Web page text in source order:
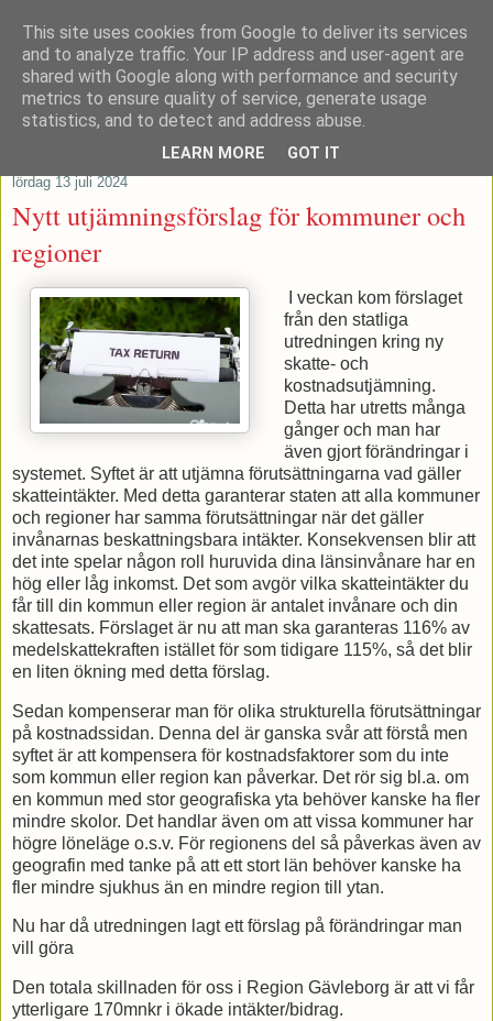
Patrik Stenvard
Tankar från ett moderat regionråd
lördag 13 juli 2024
Nytt utjämningsförslag för kommuner och
regioner
I veckan kom förslaget
från den statliga
utredningen kring ny
skatte- och
kostnadsutjämning.
Detta har utretts många
gånger och man har
även gjort förändringar i
systemet. Syftet är att utjämna förutsättningarna vad gäller
skatteintäkter. Med detta garanterar staten att alla kommuner
och regioner har samma förutsättningar när det gäller
invånarnas beskattningsbara intäkter. Konsekvensen blir att
det inte spelar någon roll huruvida dina länsinvånare har en
hög eller låg inkomst. Det som avgör vilka skatteintäkter du
får till din kommun eller region är antalet invånare och din
skattesats. Förslaget är nu att man ska garanteras 116% av
medelskattekraften istället för som tidigare 115%, så det blir
en liten ökning med detta förslag.
Sedan kompenserar man för olika strukturella förutsättningar
på kostnadssidan. Denna del är ganska svår att förstå men
syftet är att kompensera för kostnadsfaktorer som du inte
som kommun eller region kan påverkar. Det rör sig bl.a. om
en kommun med stor geografiska yta behöver kanske ha fler
mindre skolor. Det handlar även om att vissa kommuner har
högre löneläge o.s.v. För regionens del så påverkas även av
geografin med tanke på att ett stort län behöver kanske ha
fler mindre sjukhus än en mindre region till ytan.
Nu har då utredningen lagt ett förslag på förändringar man
vill göra
Den totala skillnaden för oss i Region Gävleborg är att vi får
ytterligare 170mnkr i ökade intäkter/bidrag.
This site uses cookies from Google to deliver its services
and to analyze traffic. Your IP address and user-agent are
shared with Google along with performance and security
metrics to ensure quality of service, generate usage
statistics, and to detect and address abuse.
LEARN MORE GOT IT